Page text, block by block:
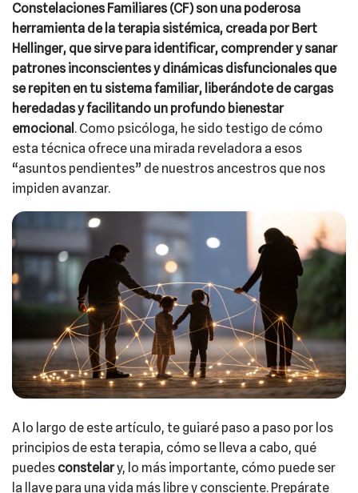
Constelaciones Familiares (CF) son una poderosa
herramienta de la terapia sistémica, creada por Bert
Hellinger, que sirve para identificar, comprender y sanar
patrones inconscientes y dinámicas disfuncionales que
se repiten en tu sistema familiar, liberándote de cargas
heredadas y facilitando un profundo bienestar
emocional . Como psicóloga, he sido testigo de cómo
esta técnica ofrece una mirada reveladora a esos
“asuntos pendientes” de nuestros ancestros que nos
impiden avanzar.
A lo largo de este artículo, te guiaré paso a paso por los
principios de esta terapia, cómo se lleva a cabo, qué
puedes constelary, lo más importante, cómo puede ser
la llave para una vida más libre y consciente. Prepárate